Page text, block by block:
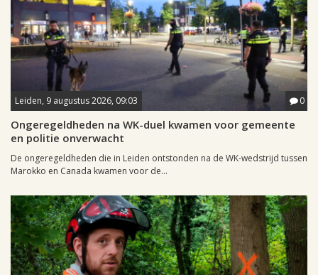
Leiden, 9 augustus 2026, 09:03 0
Ongeregeldheden na WK-duel kwamen voor gemeente
en politie onverwacht
De ongeregeldheden die in Leiden ontstonden na de WK-wedstrijd tussen
Marokko en Canada kwamen voor de...